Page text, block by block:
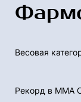
Весовая
Рекорд в ММА